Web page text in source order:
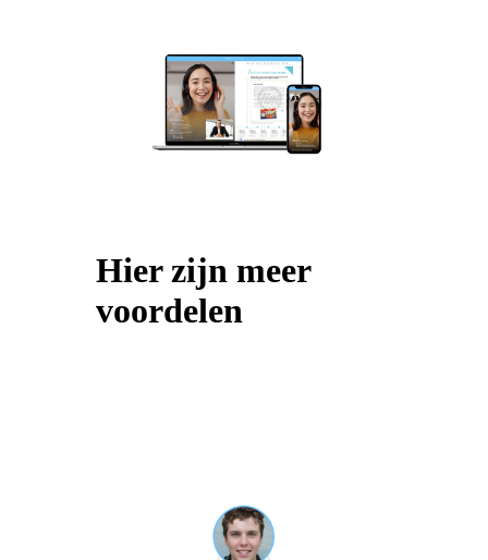
Hier zijn meer
voordelen